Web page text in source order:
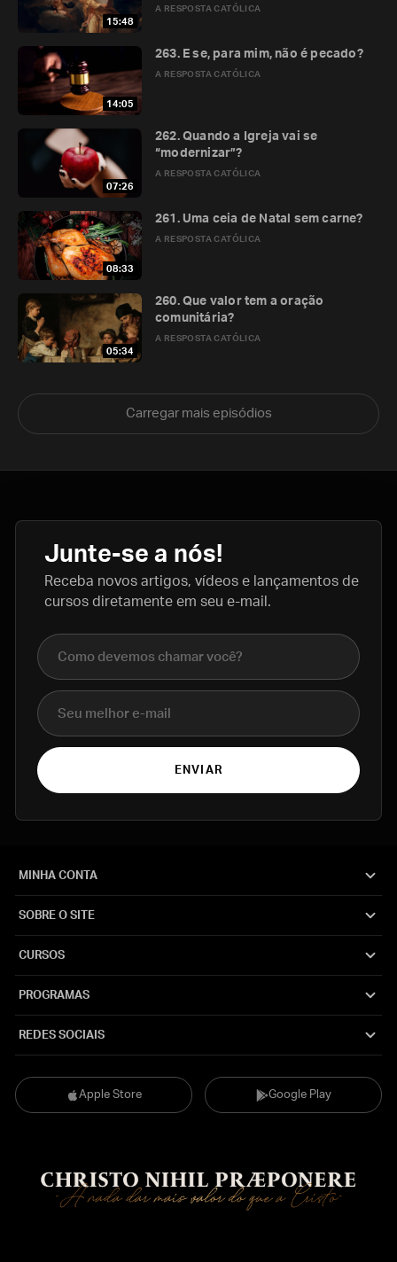
15:48
A RESPOSTA CATÓLICA
14:05
A RESPOSTA CATÓLICA
263. E se, para mim, não é pecado?
07:26
A RESPOSTA CATÓLICA
262. Quando a Igreja vai se
“modernizar”?
08:33
A RESPOSTA CATÓLICA
261. Uma ceia de Natal sem carne?
05:34
A RESPOSTA CATÓLICA
260. Que valor tem a oração
comunitária?
Carregar mais episódios
Junte-se a nós!
Receba novos artigos, vídeos e lançamentos de
cursos diretamente em seu e-mail.
Nome completo
E-mail
ENVIAR
Apple Store Google Play
MINHA CONTA
SOBRE O SITE
CURSOS
PROGRAMAS
REDES SOCIAIS